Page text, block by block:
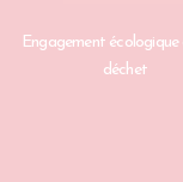
Engagement
déchet